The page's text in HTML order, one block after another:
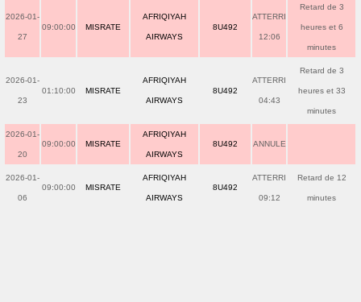
2026-01-
27
09:00:00 MISRATE
AFRIQIYAH
AIRWAYS
8U492
ATTERRI
12:06
Retard de 3
heures et 6
minutes
2026-01-
23
01:10:00 MISRATE
AFRIQIYAH
AIRWAYS
8U492
ATTERRI
04:43
Retard de 3
heures et 33
minutes
2026-01-
20
09:00:00 MISRATE
AFRIQIYAH
AIRWAYS
8U492 ANNULE
2026-01-
06
09:00:00 MISRATE
AFRIQIYAH
AIRWAYS
8U492
ATTERRI
09:12
Retard de 12
minutes